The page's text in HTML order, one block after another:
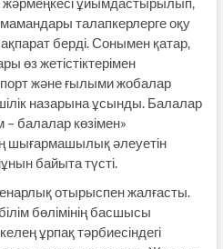
талапкерлерге оқу
берді. Сонымен қатар,
өз жетістіктерімен
және ғылыми жобалар
назарына ұсынды. Балалар
балалар көзімен»
шығармашылық әлеуетін
байыта түсті.
отырыспен жалғасты.
бөлімінің басшысы
ұрпақ тәрбиесіндегі